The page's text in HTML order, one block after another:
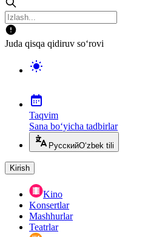
Juda qisqa qidiruv so‘rovi
Taqvim
Sana bo‘yicha tadbirlar
РусскийO‘zbek tili
Kirish
Kino
Konsertlar
Mashhurlar
Teatrlar